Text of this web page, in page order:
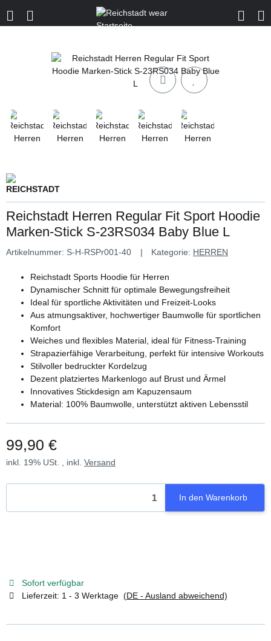
Reichstadt Herren Regular Fit Sport Hoodie
Marken-Stick S-23RS034 Baby Blue L
Artikelnummer: S-H-RSPr001-40 Kategorie: HERREN
Reichstadt Sports Hoodie für Herren
Dynamischer Schnitt für optimale Bewegungsfreiheit
Ideal für sportliche Aktivitäten und Freizeit-Looks
Aus atmungsaktiver, hochwertiger Baumwolle für sportlichen
Komfort
Weiches und flexibles Material, ideal für Fitness-Training
Strapazierfähige Verarbeitung, perfekt für intensive Workouts
Stilvoller bedruckter Kordelzug
Dezent platziertes Markenlogo auf Brust und Ärmel
Innovatives Stickdesign am Kapuzensaum
Material: 100% Baumwolle, unterstützt aktiven Lebensstil
99,90 €
inkl. 19% USt. , inkl. Versand
In den Warenkorb
Sofort verfügbar
Lieferzeit: 1 - 3 Werktage (DE - Ausland abweichend)